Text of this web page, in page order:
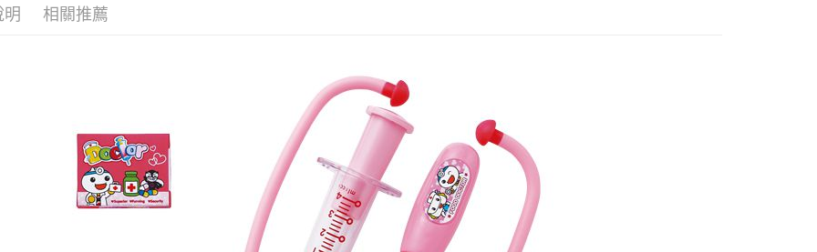
３．安心：先確認商品／服務後，再付款。
【「AFTEE先享後付」結帳流程】
１．於結帳方式選擇「AFTEE先享後付」後，將跳轉至「AFTEE先享後
付」結帳頁面，進行簡訊認證並確認金額後，即可完成結帳。
２．訂單成立數日內，您將收到繳費通知簡訊。
３．收到繳費通知簡訊後14天內，點擊此簡訊中的連結，可透過四大超商
／ATM／網路銀行／等多元方式進行付款，方視為交易完成。
※ 請注意：結帳手續完成當下不需立刻繳費，但若您需要取消訂單，請聯
絡購買商品的店家。未經商家同意取消之訂單仍視為有效，需透過AFTEE
先享後付繳納相關費用。
運送方式
全家取貨付款
每筆NT$60，滿NT$590(含以上)免運費
付款後全家取貨
每筆NT$60，滿NT$590(含以上)免運費
7-11取貨付款
明 相關推薦